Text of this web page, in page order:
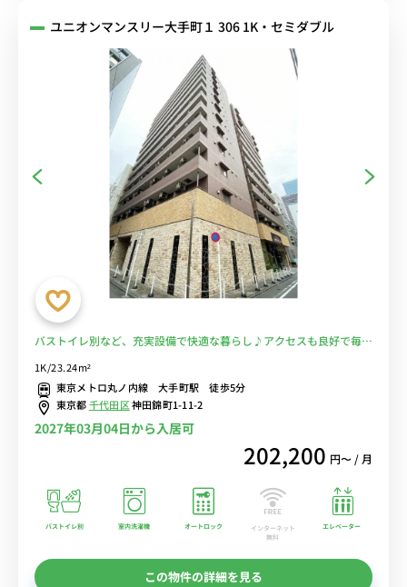
ユニオンマンスリー大手町１ 306 1K・セミダブル
バストイレ別など、充実設備で快適な暮らし♪アクセスも良好で毎日
1K/23.24m²
東京メトロ丸ノ内線 大手町駅 徒歩5分
東京都千代田区神田錦町1-11-2
2027年03月04日から入居可
202,200 円〜 / 月
バストイレ別 室内洗濯機 オートロック
インターネット
無料
エレベーター
この物件の詳細を見る